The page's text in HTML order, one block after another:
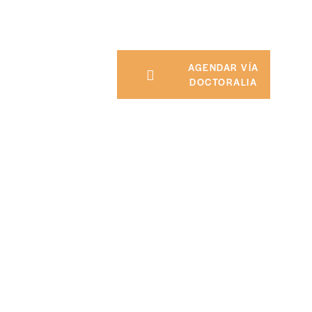
AGENDAR VÍA
DOCTORALIA